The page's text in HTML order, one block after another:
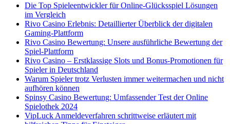
Die Top Spieleentwickler für Online-Glücksspiel Lösungen
im Vergleich
Rivo Casino Erlebnis: Detaillierter Überblick der digitalen
Gaming-Plattform
Rivo Casino Bewertung: Unsere ausführliche Bewertung der
Spiel-Plattform
Rivo Casino – Erstklassige Slots und Bonus-Promotionen für
Spieler in Deutschland
Warum Spieler trotz Verlusten immer weitermachen und nicht
aufhören können
Spinsy Casino Bewertung: Umfassender Test der Online
Spielothek 2024
VipLuck Anmeldeverfahren schrittweise erläutert mit